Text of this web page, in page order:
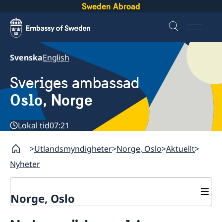
Sweden Abroad
SvenskaEnglish
Sveriges ambassad
Oslo, Norge
Lokal tid07:21
Utlandsmyndigheter Norge, Oslo Aktuellt
Nyheter
Norge, Oslo